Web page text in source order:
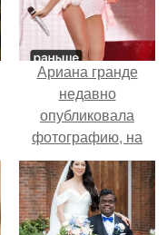
Ариана гранде
недавно
опубликовала
фотографию, на
которой она
запечатлена вместе
с одной из своих
поклонниц.